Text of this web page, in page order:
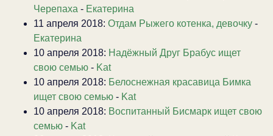
Черепаха - Екатерина
11 апреля 2018: Отдам Рыжего котенка, девочку -
Екатерина
10 апреля 2018: Надёжный Друг Брабус ищет
свою семью - Kat
10 апреля 2018: Белоснежная красавица Бимка
ищет свою семью - Kat
10 апреля 2018: Воспитанный Бисмарк ищет свою
семью - Kat